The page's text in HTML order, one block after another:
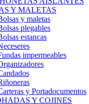
Y MALETAS
y maletas
plegables
estancas
impermeables
y Portadocumentos
Y COJINES